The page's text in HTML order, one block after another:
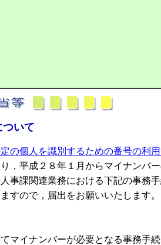
ついて
の個人を識別するための番号の利用
，平成２８年１月からマイナンバ
事課関連業務における下記の事務
すので，届出をお願いいたします。
マイナンバーが必要となる事務手続